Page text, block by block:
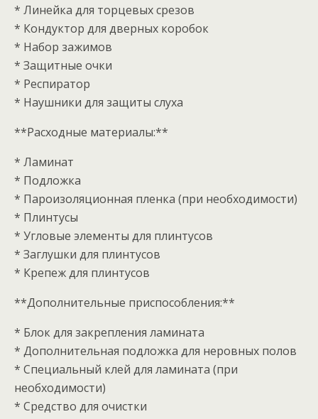
* Линейка для торцевых срезов
* Кондуктор для дверных коробок
* Набор зажимов
* Защитные очки
* Респиратор
* Наушники для защиты слуха
**Расходные материалы:**
* Ламинат
* Подложка
* Пароизоляционная пленка (при необходимости)
* Плинтусы
* Угловые элементы для плинтусов
* Заглушки для плинтусов
* Крепеж для плинтусов
**Дополнительные приспособления:**
* Блок для закрепления ламината
* Дополнительная подложка для неровных полов
* Специальный клей для ламината (при
необходимости)
* Средство для очистки